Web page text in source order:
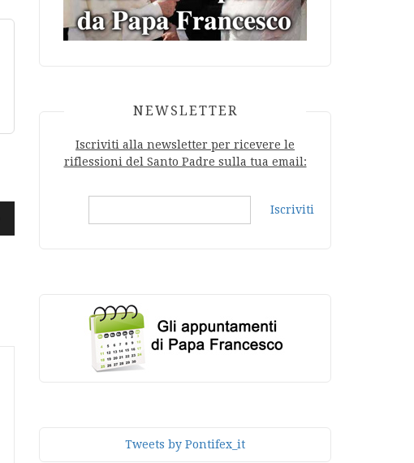
NEWSLETTER
Iscriviti alla newsletter per ricevere le
riflessioni del Santo Padre sulla tua email:
Iscriviti
Tweets by Pontifex_it